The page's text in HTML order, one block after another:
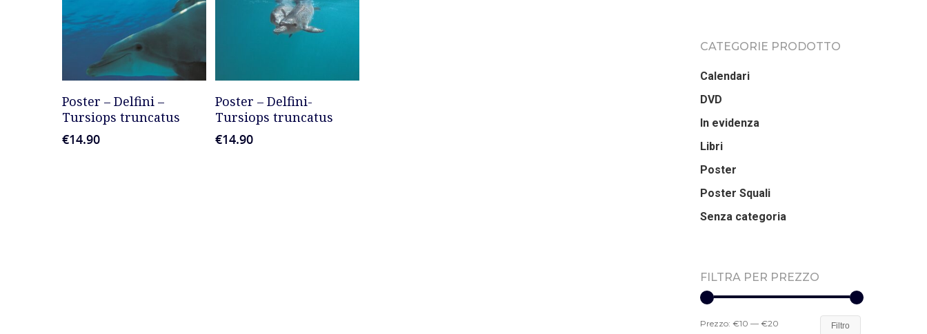
AGGIUNGI AL CARRELLO
Poster – Delfini –
Tursiops truncatus
€14.90
AGGIUNGI AL CARRELLO
Poster – Delfini-
Tursiops truncatus
€14.90
CATEGORIE PRODOTTO
Calendari
DVD
In evidenza
Libri
Poster
Poster Squali
Senza categoria
FILTRA PER PREZZO
Filtro
Prezzo: €10 — €20